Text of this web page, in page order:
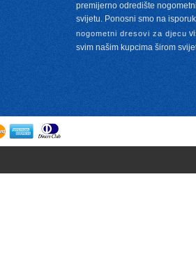
premijerno odredište
svijetu. Ponosni smo na
nogometni dresovi za djecu
svim našim kupcima širom